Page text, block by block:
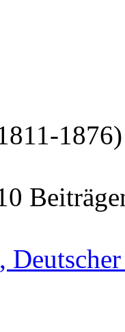
1876)